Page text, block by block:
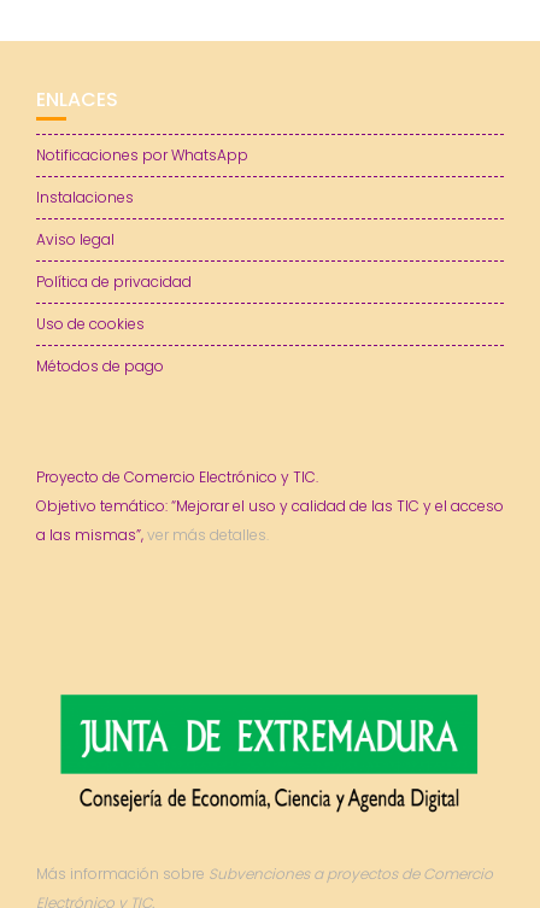
ENLACES
Notificaciones por WhatsApp
Instalaciones
Aviso legal
Política de privacidad
Uso de cookies
Métodos de pago
Proyecto de Comercio Electrónico y TIC.
Objetivo temático: “Mejorar el uso y calidad de las TIC y el acceso
a las mismas”,ver más detalles.
Más información sobre Subvenciones a proyectos de Comercio
Electrónico y TIC.